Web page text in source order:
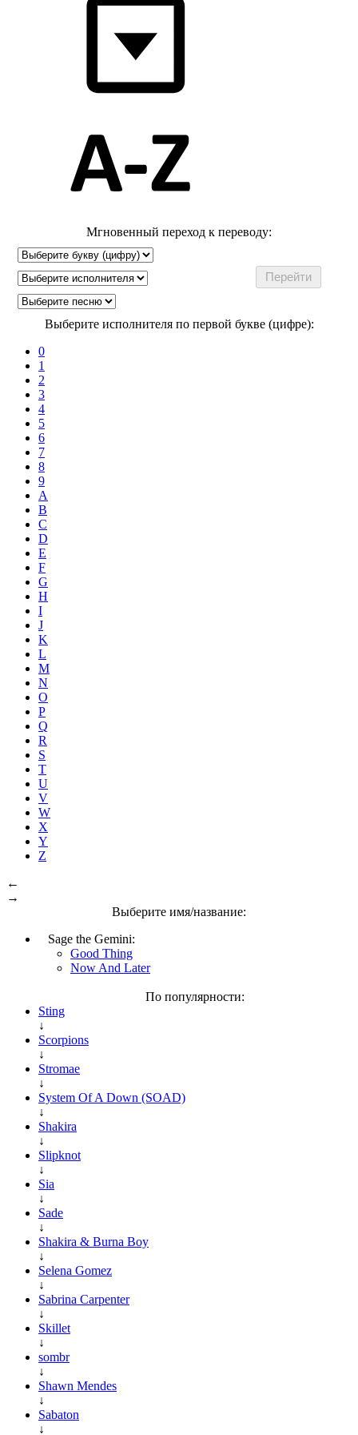
Мгновенный переход к переводу:
Выберите исполнителя по первой букве (цифре):
0
1
2
3
4
5
6
7
8
9
A
B
C
D
E
F
G
H
I
J
K
L
M
N
O
P
Q
R
S
T
U
V
W
X
Y
Z
←
→
Выберите имя/название:
Sage the Gemini:
Good Thing
Now And Later
По популярности:
Sting
↓
Scorpions
↓
Stromae
↓
System Of A Down (SOAD)
↓
Shakira
↓
Slipknot
↓
Sia
↓
Sade
↓
Shakira & Burna Boy
↓
Selena Gomez
↓
Sabrina Carpenter
↓
Skillet
↓
sombr
↓
Shawn Mendes
↓
Sabaton
↓